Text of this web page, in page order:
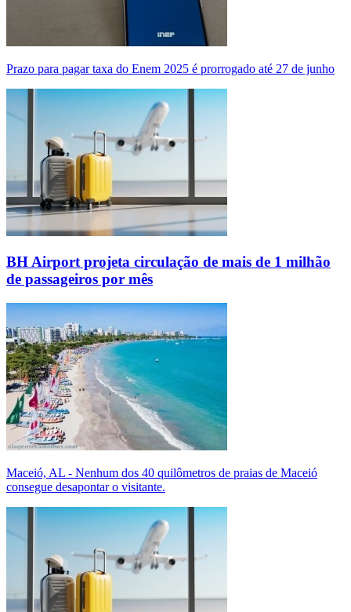
Prazo para pagar taxa do Enem 2025 é prorrogado até 27 de junho
BH Airport projeta circulação de mais de 1 milhão
de passageiros por mês
Maceió, AL - Nenhum dos 40 quilômetros de praias de Maceió
consegue desapontar o visitante.